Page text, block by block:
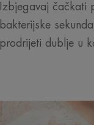
Izbjegavaj čačkati
bakterijske
prodrijeti dublje u